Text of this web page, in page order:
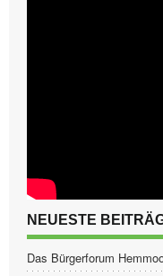
NEUESTE
Das Bürgerforum